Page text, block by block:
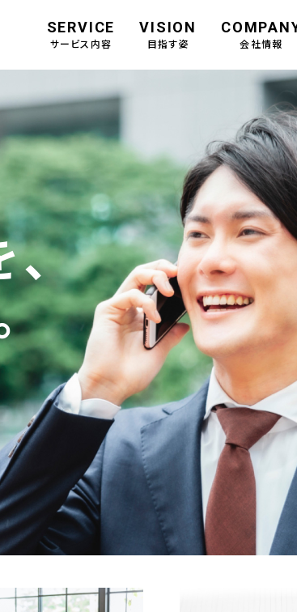
SERVICE
サービス内容
VISION
目指す姿 会社情報